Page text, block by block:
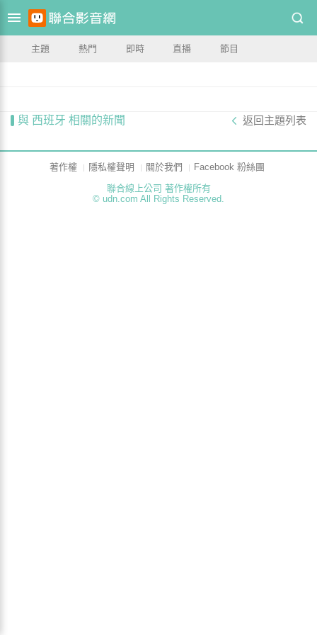
主題 熱門 即時 直播 節目
與 西班牙 相關的新聞 返回主題列表
著作權 隱私權聲明 關於我們
Facebook 粉絲團
聯合線上公司 著作權所有
© udn.com All Rights Reserved.